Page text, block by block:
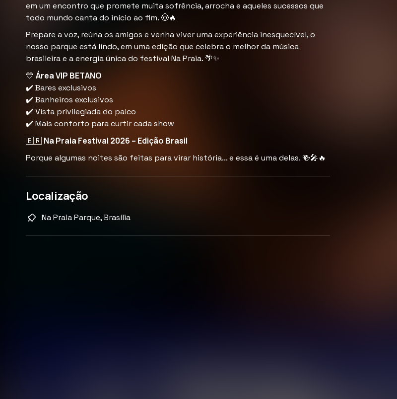
em um encontro que promete muita sofrência, arrocha e aqueles sucessos que
todo mundo canta do início ao fim. 🤠🔥
Prepare a voz, reúna os amigos e venha viver uma experiência inesquecível, o
nosso parque está lindo, em uma edição que celebra o melhor da música
brasileira e a energia única do festival Na Praia. 🌴✨
💛 Área VIP BETANO
✔️ Bares exclusivos
✔️ Banheiros exclusivos
✔️ Vista privilegiada do palco
✔️ Mais conforto para curtir cada show
🇧🇷 Na Praia Festival 2026 – Edição Brasil
Porque algumas noites são feitas para virar história... e essa é uma delas. 🍻🎤🔥
Localização
Na Praia Parque, Brasília